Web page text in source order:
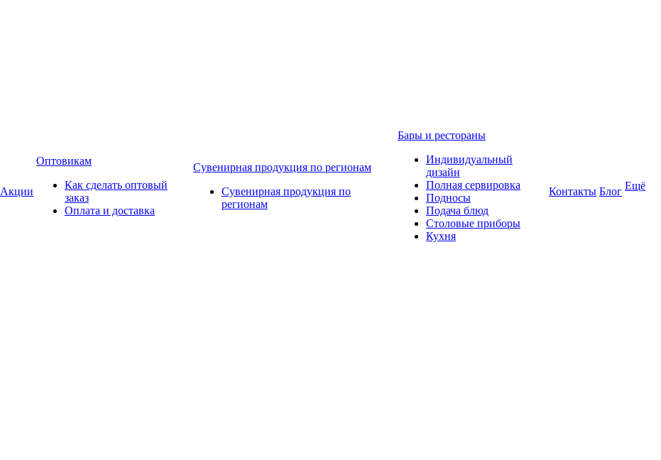
Акции
Оптовикам
Как сделать оптовый
заказ
Оплата и доставка
Сувенирная продукция по регионам
Сувенирная продукция по
регионам
Бары и рестораны
Индивидуальный
дизайн
Полная сервировка
Подносы
Подача блюд
Столовые приборы
Кухня
Контакты Блог Ещё